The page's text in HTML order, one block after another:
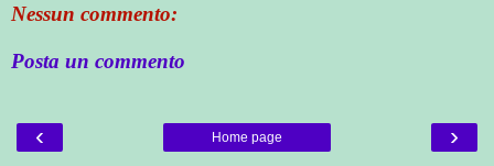
Nessun commento:
Posta un commento
‹ ›
Home page